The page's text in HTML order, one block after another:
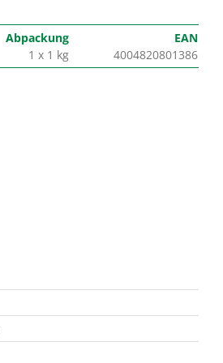
Abpackung
EAN
1 x 1 kg 4004820801386